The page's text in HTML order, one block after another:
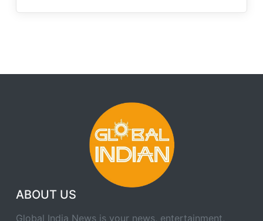
ABOUT US
Global India News is your news, entertainment,